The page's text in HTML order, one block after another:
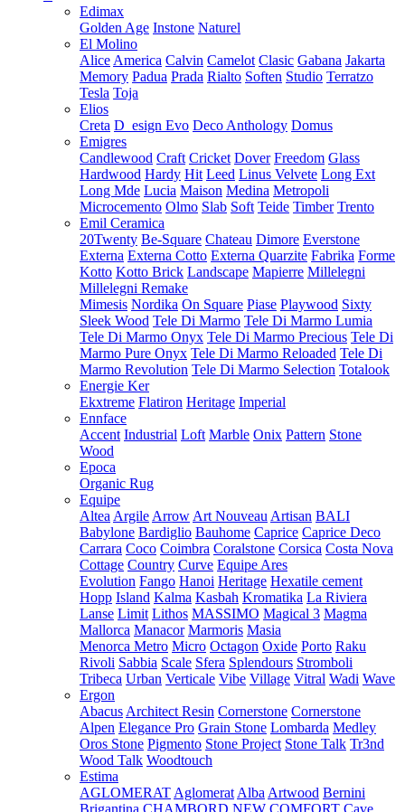
Edimax
Golden Age Instone Naturel
El Molino
Alice America Calvin Camelot Clasic Gabana Jakarta
Memory Padua Prada Rialto Soften Studio Terratzo
Tesla Toja
Elios
Creta D_esign Evo Deco Anthology Domus
Emigres
Candlewood Craft Cricket Dover Freedom Glass
Hardwood Hardy Hit Leed Linus Velvete Long Ext
Long Mde Lucia Maison Medina Metropoli
Microcemento Olmo Slab Soft Teide Timber Trento
Emil Ceramica
20Twenty Be-Square Chateau Dimore Everstone
Externa Externa Cotto Externa Quarzite Fabrika Forme
Kotto Kotto Brick Landscape Mapierre Millelegni
Millelegni Remake
Mimesis Nordika On Square Piase Playwood Sixty
Sleek Wood Tele Di Marmo Tele Di Marmo Lumia
Tele Di Marmo Onyx Tele Di Marmo Precious Tele Di
Marmo Pure Onyx Tele Di Marmo Reloaded Tele Di
Marmo Revolution Tele Di Marmo Selection Totalook
Energie Ker
Ekxtreme Flatiron Heritage Imperial
Ennface
Accent Industrial Loft Marble Onix Pattern Stone
Wood
Epoca
Organic Rug
Equipe
Altea Argile Arrow Art Nouveau Artisan BALI
Babylone Bardiglio Bauhome Caprice Caprice Deco
Carrara Coco Coimbra Coralstone Corsica Costa Nova
Cottage Country Curve Equipe Ares
Evolution Fango Hanoi Heritage Hexatile cement
Hopp Island Kalma Kasbah Kromatika La Riviera
Lanse Limit Lithos MASSIMO Magical 3 Magma
Mallorca Manacor Marmoris Masia
Menorca Metro Micro Octagon Oxide Porto Raku
Rivoli Sabbia Scale Sfera Splendours Stromboli
Tribeca Urban Verticale Vibe Village Vitral Wadi Wave
Ergon
Abacus Architect Resin Cornerstone Cornerstone
Alpen Elegance Pro Grain Stone Lombarda Medley
Oros Stone Pigmento Stone Project Stone Talk Tr3nd
Wood Talk Woodtouch
Estima
AGLOMERAT Aglomerat Alba Artwood Bernini